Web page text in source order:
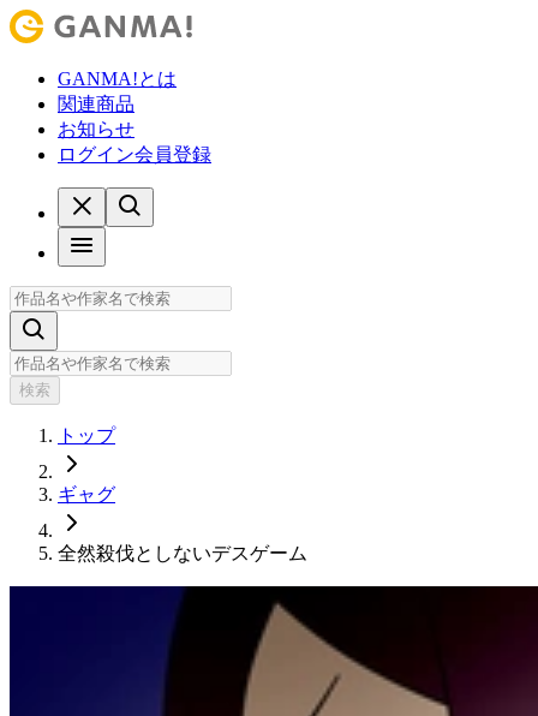
GANMA!とは
関連商品
お知らせ
ログイン会員登録
検索
トップ
ギャグ
全然殺伐としないデスゲーム